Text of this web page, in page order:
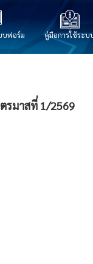
บฟอร์ม คู่มือการใช้ระบ
รมาสที่ 1/2569